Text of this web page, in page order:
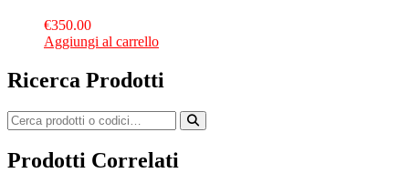
€350.00
Aggiungi al carrello
Ricerca Prodotti
Prodotti Correlati